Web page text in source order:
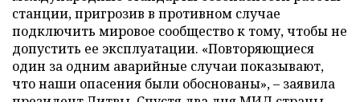
станции, пригрозив в противном случае
подключить мировое сообщество к тому, чтобы не
допустить ее эксплуатации. «Повторяющиеся
один за одним аварийные случаи показывают,
что наши опасения были обоснованы», – заявила